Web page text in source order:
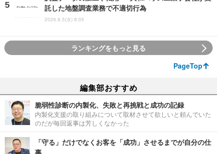
託した地盤調査業務で不適切行為
2026.8.5(水) 8:05
ランキングをもっと見る
PageTop
編集部おすすめ
脆弱性診断の内製化、失敗と再挑戦と成功の記録
内製化支援の取り組みについて取材させて欲しいと頼んでいた
のだが毎回返事は芳しくなかった
「守る」だけでなくお客を「成功」させるまでが自分の仕